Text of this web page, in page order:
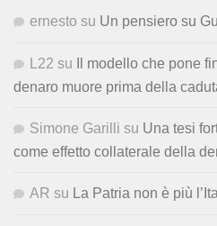
ernesto su Un pensiero su
L22 su
Il modello che pone
denaro muore prima della
Simone Garilli su Una tesi
come effetto collaterale della
AR su La Patria non è più